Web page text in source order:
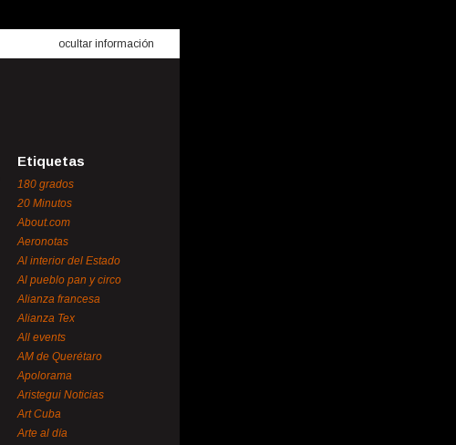
ocultar información
Etiquetas
180 grados
20 Minutos
About.com
Aeronotas
Al interior del Estado
Al pueblo pan y circo
Alianza francesa
Alianza Tex
All events
AM de Querétaro
Apolorama
Aristegui Noticias
Art Cuba
Arte al día